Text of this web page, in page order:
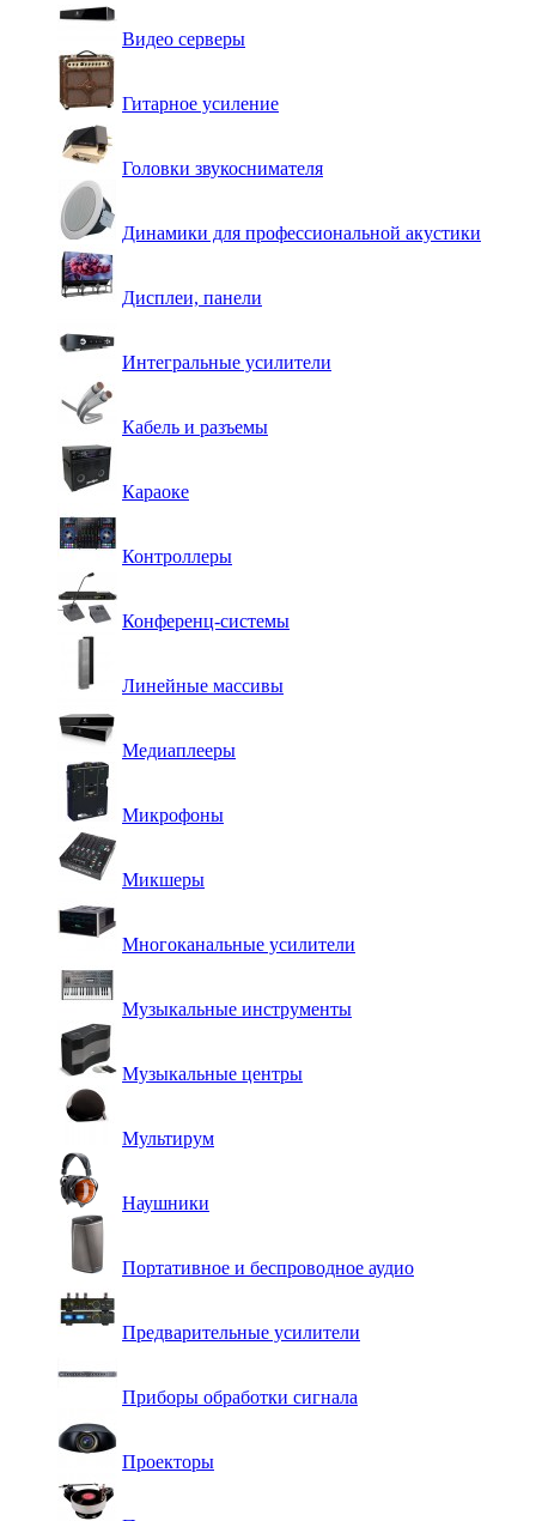
Видео серверы
Гитарное усиление
Головки звукоснимателя
Динамики для профессиональной акустики
Дисплеи, панели
Интегральные усилители
Кабель и разъемы
Караоке
Контроллеры
Конференц-системы
Линейные массивы
Медиаплееры
Микрофоны
Микшеры
Многоканальные усилители
Музыкальные инструменты
Музыкальные центры
Мультирум
Наушники
Портативное и беспроводное аудио
Предварительные усилители
Приборы обработки сигнала
Проекторы